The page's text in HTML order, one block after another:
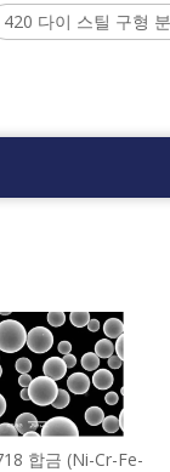
420 다이 스틸 구형
합금 (Ni-Cr-Fe-